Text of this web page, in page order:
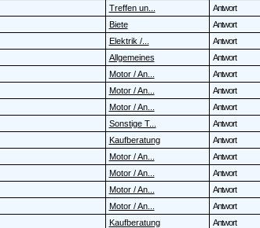
Treffen un... Antwort
Biete Antwort
Elektrik /... Antwort
Allgemeines Antwort
Motor / An... Antwort
Motor / An... Antwort
Motor / An... Antwort
Sonstige T... Antwort
Kaufberatung Antwort
Motor / An... Antwort
Motor / An... Antwort
Motor / An... Antwort
Motor / An... Antwort
Kaufberatung Antwort